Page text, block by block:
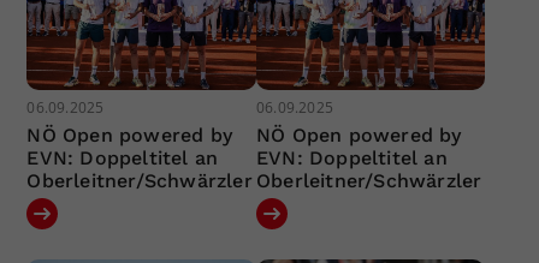
06.09.2025
NÖ Open powered by
EVN: Doppeltitel an
Oberleitner/Schwärzler
06.09.2025
NÖ Open powered by
EVN: Doppeltitel an
Oberleitner/Schwärzler